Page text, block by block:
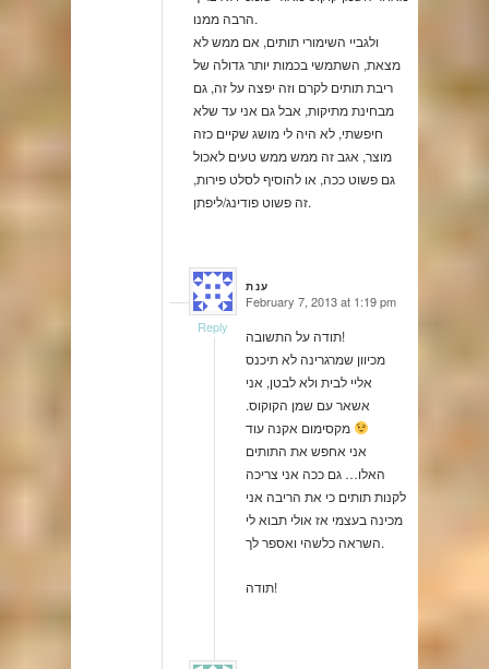
הרבה ממנו.
ולגביי השימורי תותים, אם ממש לא
מצאת, השתמשי בכמות יותר גדולה של
ריבת תותים לקרם וזה יפצה על זה, גם
מבחינת מתיקות, אבל גם אני עד שלא
חיפשתי, לא היה לי מושג שקיים כזה
מוצר, אגב זה ממש ממש טעים לאכול
גם פשוט ככה, או להוסיף לסלט פירות,
זה פשוט פודינג/ליפתן.
ענת
says: February 7, 2013 at 1:19 pm
תודה על התשובה!
מכיוון שמרגרינה לא תיכנס
אליי לבית ולא לבטן, אני
אשאר עם שמן הקוקוס.
אני אחפש את התותים
האלו… גם ככה אני צריכה
לקנות תותים כי את הריבה אני
מכינה בעצמי אז אולי תבוא לי
השראה כלשהי ואספר לך.
תודה!
Reply